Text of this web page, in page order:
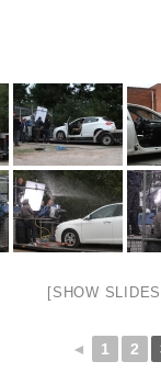
[SHOW
◄ 1 2